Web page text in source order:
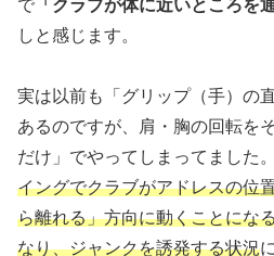
で 「クラブが体に近いところを
しと感じます。
実は以前も「グリップ（手）の
あるのですが、肩・胸の回転を
だけ」でやってしまってました
イングでクラブがアドレスの位
ら離れる」方向に動くことにな
なり、ジャンクを誘発する状況